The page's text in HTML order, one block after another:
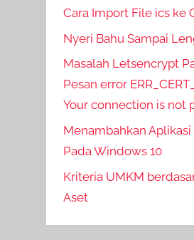
Cara Import File ics ke
Nyeri Bahu Sampai
Masalah Letsencrypt
Pesan error
Your connection is not
Menambahkan
Pada Windows 10
Kriteria UMKM
Aset